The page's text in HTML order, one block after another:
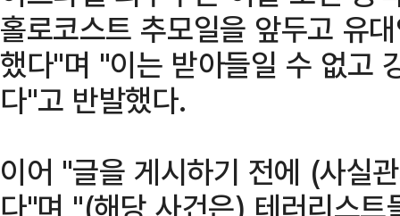
홀로코스트 추모일을 앞두고 유
했다"며 "이는 받아들일 수 없고
다"고 반발했다.
이어 "글을 게시하기 전에 (사실
다"며 "(해당 사건은) 테러리스